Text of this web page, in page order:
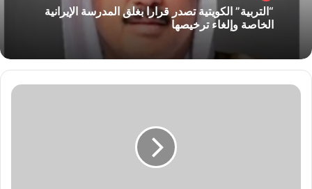
“التربية” الكويتية تصدر قرارا بغلق المدرسة الإيرانية
الخاصة وإلغاء ترخيصها
آخر